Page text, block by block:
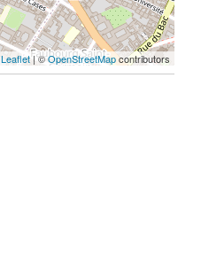
Leaflet| ©OpenStreetMapcontributors